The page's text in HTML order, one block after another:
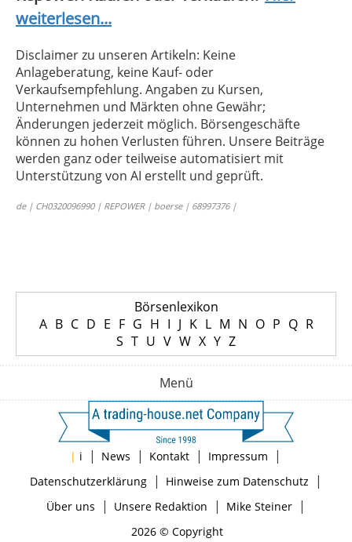
weiterlesen...
Disclaimer zu unseren Artikeln: Keine
Anlageberatung, keine Kauf- oder
Verkaufsempfehlung. Angaben zu Kursen,
Unternehmen und Märkten ohne Gewähr;
Änderungen jederzeit möglich. Börsengeschäfte
können zu hohen Verlusten führen. Unsere Beiträge
werden ganz oder teilweise automatisiert mit
Unterstützung von AI erstellt und geprüft.
de | CH0320096990 | REPOWER | boerse | 68997376 |
Börsenlexikon
A B C D E F G H I J K L M N O P Q R
S T U V W X Y Z
Menü
| i | News | Kontakt | Impressum |
Datenschutzerklärung| Hinweise zum Datenschutz |
Über uns | Unsere Redaktion | Mike Steiner|
2026 © Copyright